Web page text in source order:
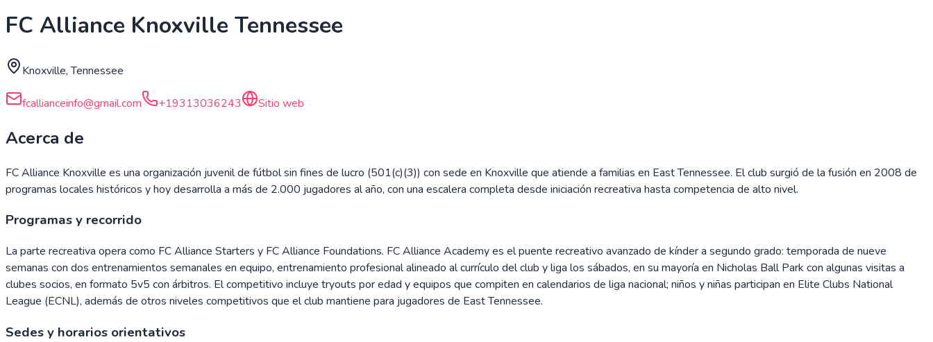
FC Alliance Knoxville Tennessee
Knoxville, Tennessee
fcallianceinfo@gmail.com +19313036243 Sitio web
Acerca de
FC Alliance Knoxville es una organización juvenil de fútbol sin fines de lucro (501(c)(3)) con sede en Knoxville que atiende a familias en East Tennessee. El club surgió de la fusión en 2008 de
programas locales históricos y hoy desarrolla a más de 2.000 jugadores al año, con una escalera completa desde iniciación recreativa hasta competencia de alto nivel.
Programas y recorrido
La parte recreativa opera como FC Alliance Starters y FC Alliance Foundations. FC Alliance Academy es el puente recreativo avanzado de kínder a segundo grado: temporada de nueve
semanas con dos entrenamientos semanales en equipo, entrenamiento profesional alineado al currículo del club y liga los sábados, en su mayoría en Nicholas Ball Park con algunas visitas a
clubes socios, en formato 5v5 con árbitros. El competitivo incluye tryouts por edad y equipos que compiten en calendarios de liga nacional; niños y niñas participan en Elite Clubs National
League (ECNL), además de otros niveles competitivos que el club mantiene para jugadores de East Tennessee.
Sedes y horarios orientativos